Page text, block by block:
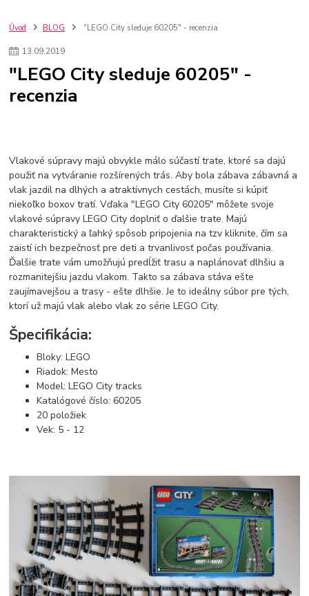
szco nakup bez dph
Smart hodinky pre deti
Plyšový macovia
Lego Star Wars
Darčeky na Vianoce 2019
Vianočný darček pre dievča do 20€
L.O.L. Surprise zvieratká
L.O.L. Surprise hračky
L.O.L. Surprise domčeky
L.O.L. Surprise postavičky
L.O.L. Surprise zberateľské figúrky
L.O.L. OMG L.O.L. OMG Bábiky
Úvod BLOG "LEGO City sleduje 60205" - recenzia
13.09.2019
"LEGO City sleduje 60205" -
recenzia
Vlakové súpravy majú obvykle málo súčastí trate, ktoré sa dajú
použiť na vytváranie rozšírených trás. Aby bola zábava zábavná a
vlak jazdil na dlhých a atraktívnych cestách, musíte si kúpiť
niekoľko boxov tratí. Vďaka "LEGO City 60205" môžete svoje
vlakové súpravy LEGO City doplniť o ďalšie trate. Majú
charakteristický a ľahký spôsob pripojenia na tzv kliknite, čím sa
zaistí ich bezpečnosť pre deti a trvanlivosť počas používania.
Ďalšie trate vám umožňujú predĺžiť trasu a naplánovať dlhšiu a
rozmanitejšiu jazdu vlakom. Takto sa zábava stáva ešte
zaujímavejšou a trasy - ešte dlhšie. Je to ideálny súbor pre tých,
ktorí už majú vlak alebo vlak zo série LEGO City.
Špecifikácia:
Bloky: LEGO
Riadok: Mesto
Model: LEGO City tracks
Katalógové číslo: 60205
20 položiek
Vek: 5 - 12